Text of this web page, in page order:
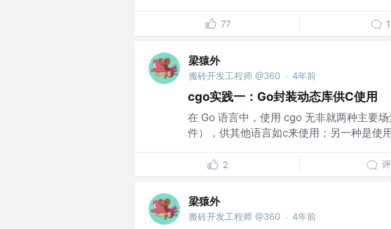
77
梁猿外
搬砖开发工程师 @360 · 4年前
cgo实践一：Go封装动态库供C使用
在 Go 语言中，使用 cgo 无非就两种主要
件），供其他语言如c来使用；另一种是使
2
梁猿外
搬砖开发工程师 @360 · 4年前